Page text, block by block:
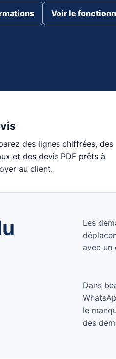
Voir le
des lignes chiffrées, des
et des devis PDF prêts à
au client.
Les
avec un
Dans
le
des